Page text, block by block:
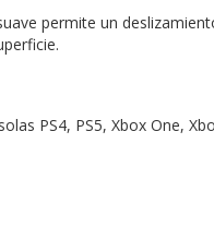
permite un
PS4, PS5, Xbox One,